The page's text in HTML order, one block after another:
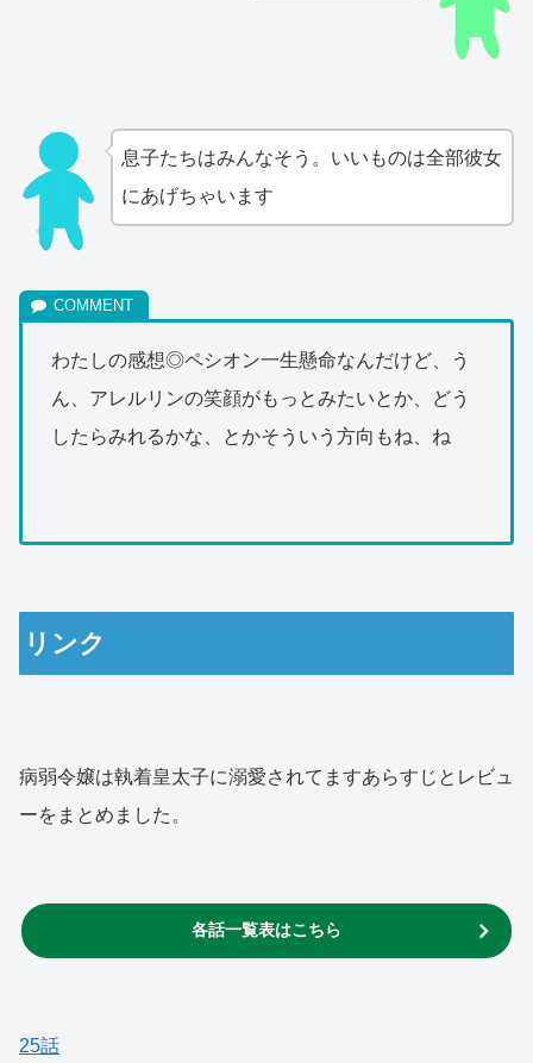
息子たちはみんなそう。いいものは全部彼女
にあげちゃいます
わたしの感想◎ペシオン一生懸命なんだけど、う
ん、アレルリンの笑顔がもっとみたいとか、どう
したらみれるかな、とかそういう方向もね、ね
リンク
病弱令嬢は執着皇太子に溺愛されてますあらすじとレビュ
ーをまとめました。
各話一覧表はこちら
25話